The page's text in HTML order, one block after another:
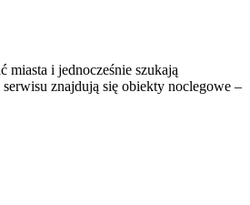
i jednocześnie szukają
znajdują się obiekty noclegowe –